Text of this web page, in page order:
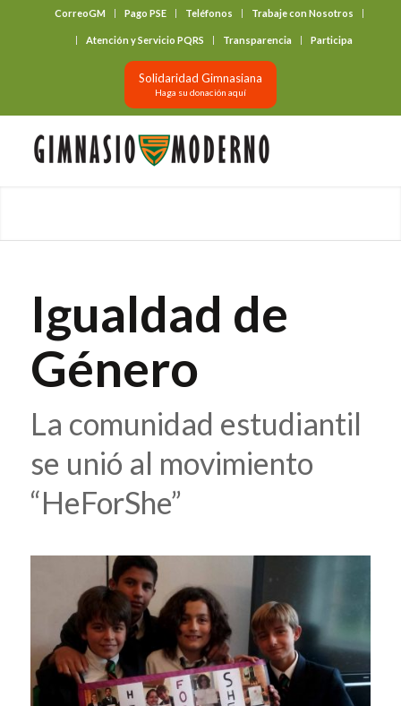
CorreoGM Pago PSE Teléfonos Trabaje con Nosotros
Atención y Servicio PQRS Transparencia Participa
Solidaridad Gimnasiana
Haga su donación aquí
Igualdad de
Género
La comunidad estudiantil
se unió al movimiento
“HeForShe”